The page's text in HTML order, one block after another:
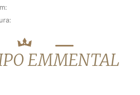
EMMENTAL